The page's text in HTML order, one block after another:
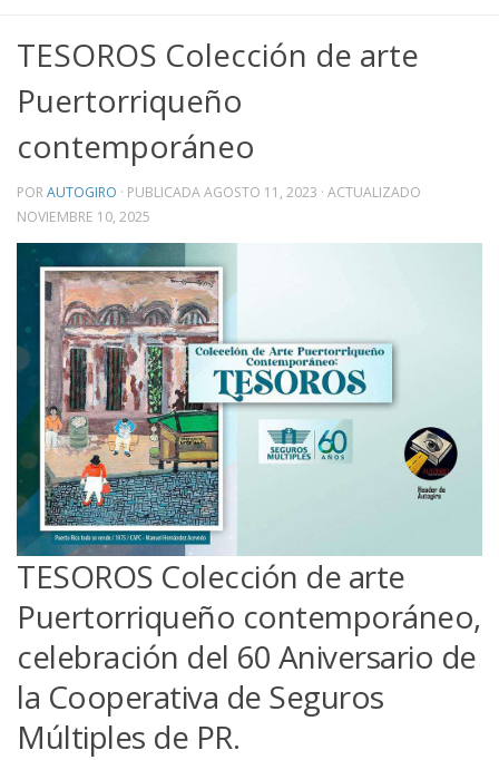
TESOROS Colección de arte
Puertorriqueño
contemporáneo
PORAUTOGIRO · PUBLICADAAGOSTO 11, 2023 · ACTUALIZADO
NOVIEMBRE 10, 2025
TESOROS Colección de arte
Puertorriqueño contemporáneo,
celebración del 60 Aniversario de
la Cooperativa de Seguros
Múltiples de PR.